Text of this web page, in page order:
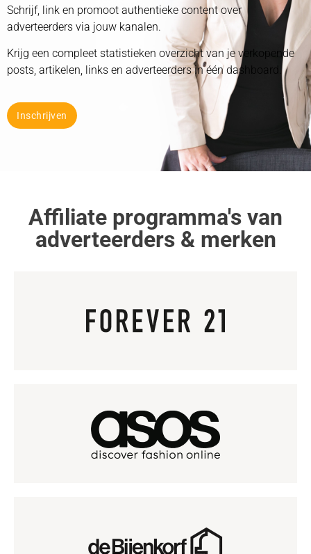
Schrijf, link en promoot authentieke content over
adverteerders via jouw kanalen.
Krijg een compleet statistieken overzicht van je verkopende
posts, artikelen, links en adverteerders in één dashboard.
Inschrijven
Affiliate programma's van
adverteerders & merken